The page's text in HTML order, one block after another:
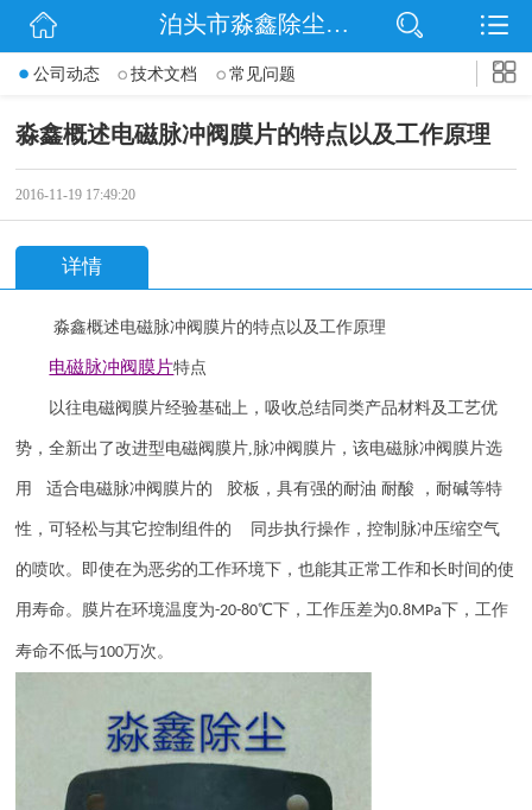
网站首页
公司动态
泊头市淼鑫除尘配件销售处
公司动态 技术文档 常见问题
淼鑫概述电磁脉冲阀膜片的特点以及工作原理
2016-11-19 17:49:20
详情
淼鑫概述电磁脉冲阀膜片的特点以及工作原理
电磁脉冲阀膜片特点
以往电磁阀膜片经验基础上，吸收总结同类产品材料及工艺优
势，全新出了改进型电磁阀膜片,脉冲阀膜片，该电磁脉冲阀膜片选
用 适合电磁脉冲阀膜片的 胶板，具有强的耐油 耐酸 ，耐碱等特
性，可轻松与其它控制组件的 同步执行操作，控制脉冲压缩空气
的喷吹。即使在为恶劣的工作环境下，也能其正常工作和长时间的使
用寿命。膜片在环境温度为-20-80℃下，工作压差为0.8MPa下，工作
寿命不低与100万次。